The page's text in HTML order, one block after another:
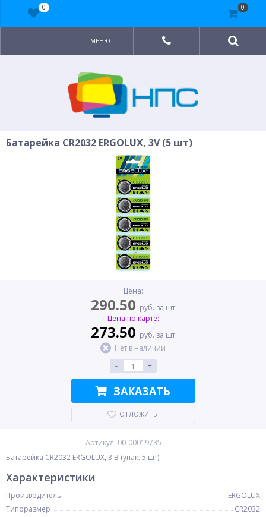
МЕНЮ
Батарейка CR2032 ERGOLUX, 3V (5 шт)
Цена:
290.50 руб. за шт
Цена по карте:
273.50 руб. за шт
Нет в наличии
-
+
ЗАКАЗАТЬ
ОТЛОЖИТЬ
Артикул: 00-00019735
Батарейка CR2032 ERGOLUX, 3 В (упак. 5 шт)
Характеристики
Производитель
ERGOLUX
Типоразмер
CR2032
0 0